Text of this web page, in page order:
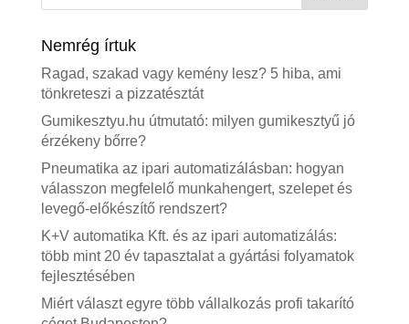
Nemrég írtuk
Ragad, szakad vagy kemény lesz? 5 hiba, ami
tönkreteszi a pizzatésztát
Gumikesztyu.hu útmutató: milyen gumikesztyű jó
érzékeny bőrre?
Pneumatika az ipari automatizálásban: hogyan
válasszon megfelelő munkahengert, szelepet és
levegő-előkészítő rendszert?
K+V automatika Kft. és az ipari automatizálás:
több mint 20 év tapasztalat a gyártási folyamatok
fejlesztésében
Miért választ egyre több vállalkozás profi takarító